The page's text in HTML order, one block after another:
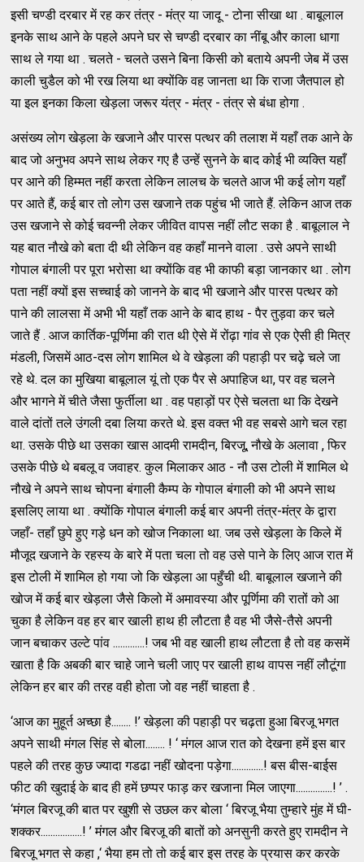
इसी चण्डी दरबार में रह कर तंत्र - मंत्र या जादू - टोना सीखा था . बाबूलाल
इनके साथ आने के पहले अपने घर से चण्डी दरबार का नींबू और काला धागा
साथ ले गया था . चलते - चलते उसने बिना किसी को बताये अपनी जेब में उस
काली चुडैल को भी रख लिया था क्योंकि वह जानता था कि राजा जैतपाल हो
या इल इनका किला खेड़ला जरूर यंत्र - मंत्र - तंत्र से बंधा होगा .
असंख्य लोग खेड़ला के खजाने और पारस पत्थर की तलाश में यहाँ तक आने के
बाद जो अनुभव अपने साथ लेकर गए है उन्हें सुनने के बाद कोई भी व्यक्ति यहाँ
पर आने की हिम्मत नहीं करता लेकिन लालच के चलते आज भी कई लोग यहाँ
पर आते हैं, कई बार तो लोग उस खजाने तक पहुंच भी जाते हैं. लेकिन आज तक
उस खजाने से कोई चवन्नी लेकर जीवित वापस नहीं लौट सका है . बाबूलाल ने
यह बात नौखे को बता दी थी लेकिन वह कहाँ मानने वाला . उसे अपने साथी
गोपाल बंगाली पर पूरा भरोसा था क्योंकि वह भी काफी बड़ा जानकार था . लोग
पता नहीं क्यों इस सच्चाई को जानने के बाद भी खजाने और पारस पत्थर को
पाने की लालसा में अभी भी यहाँ तक आने के बाद हाथ - पैर तुड़वा कर चले
जाते हैं . आज कार्तिक-पूर्णिमा की रात थी ऐसे में रोंढ़ा गांव से एक ऐसी ही मित्र
मंडली, जिसमें आठ-दस लोग शामिल थे वे खेड़ला की पहाड़ी पर चढ़े चले जा
रहे थे. दल का मुखिया बाबूलाल यूं तो एक पैर से अपाहिज था, पर वह चलने
और भागने में चीते जैसा फुर्तीला था . वह पहाड़ों पर ऐसे चलता था कि देखने
वाले दांतों तले उंगली दबा लिया करते थे. इस वक्त भी वह सबसे आगे चल रहा
था. उसके पीछे था उसका खास आदमी रामदीन, बिरजू, नौखे के अलावा , फिर
उसके पीछे थे बबलू व जवाहर. कुल मिलाकर आठ - नौ उस टोली में शामिल थे
नौखे ने अपने साथ चोपना बंगाली कैम्प के गोपाल बंगाली को भी अपने साथ
इसलिए लाया था . क्योंकि गोपाल बंगाली कई बार अपनी तंत्र-मंत्र के द्वारा
जहाँ- तहाँ छुपे हुए गड़े धन को खोज निकाला था. जब उसे खेड़ला के किले में
मौजूद खजाने के रहस्य के बारे में पता चला तो वह उसे पाने के लिए आज रात में
इस टोली में शामिल हो गया जो कि खेड़ला आ पहुँची थी. बाबूलाल खजाने की
खोज में कई बार खेड़ला जैसे किलो में अमावस्या और पूर्णिमा की रातों को आ
चुका है लेकिन वह हर बार खाली हाथ ही लौटता है वह भी जैसे-तैसे अपनी
जान बचाकर उल्टे पांव .............! जब भी वह खाली हाथ लौटता है तो वह कसमें
खाता है कि अबकी बार चाहे जाने चली जाए पर खाली हाथ वापस नहीं लौटूंगा
लेकिन हर बार की तरह वही होता जो वह नहीं चाहता है .
‘आज का मुहूर्त अच्छा है........ !’ खेड़ला की पहाड़ी पर चढ़ता हुआ बिरजू भगत
अपने साथी मंगल सिंह से बोला........ ! ‘ मंगल आज रात को देखना हमें इस बार
पहले की तरह कुछ ज्यादा गडढा नहीं खोदना पड़ेगा.............! बस बीस-बाईस
फीट की खुदाई के बाद ही हमें छप्पर फाड़ कर खजाना मिल जाएगा...............! ’ .
‘मंगल बिरजू की बात पर खुशी से उछल कर बोला ‘ बिरजू भैया तुम्हारे मुंह में घी-
शक्कर.................! ’ मंगल और बिरजू की बातों को अनसुनी करते हुए रामदीन ने
बिरजू भगत से कहा ,‘ भैया हम तो तो कई बार इस तरह के प्रयास कर करके